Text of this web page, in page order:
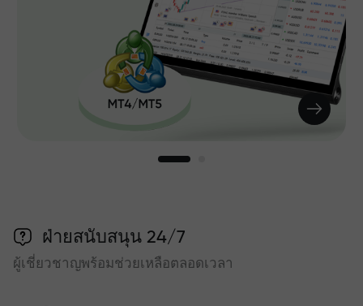
ฝ่ายสนับสนุน 24/7
ผู้เชี่ยวชาญพร้อมช่วยเหลือตลอดเวลา